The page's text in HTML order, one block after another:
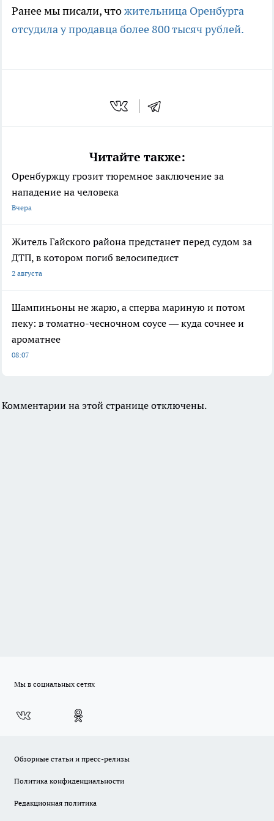
Ранее мы писали, чтожительница Оренбурга
отсудила у продавца более 800 тысяч рублей.
Читайте также:
Оренбуржцу грозит тюремное заключение за
нападение на человека
Вчера
Житель Гайского района предстанет перед судом за
ДТП, в котором погиб велосипедист
2 августа
Шампиньоны не жарю, а сперва мариную и потом
пеку: в томатно-чесночном соусе — куда сочнее и
ароматнее
08:07
Комментарии на этой странице отключены.
Мы в социальных сетях
Обзорные статьи и пресс-релизы
Политика конфиденциальности
Редакционная политика